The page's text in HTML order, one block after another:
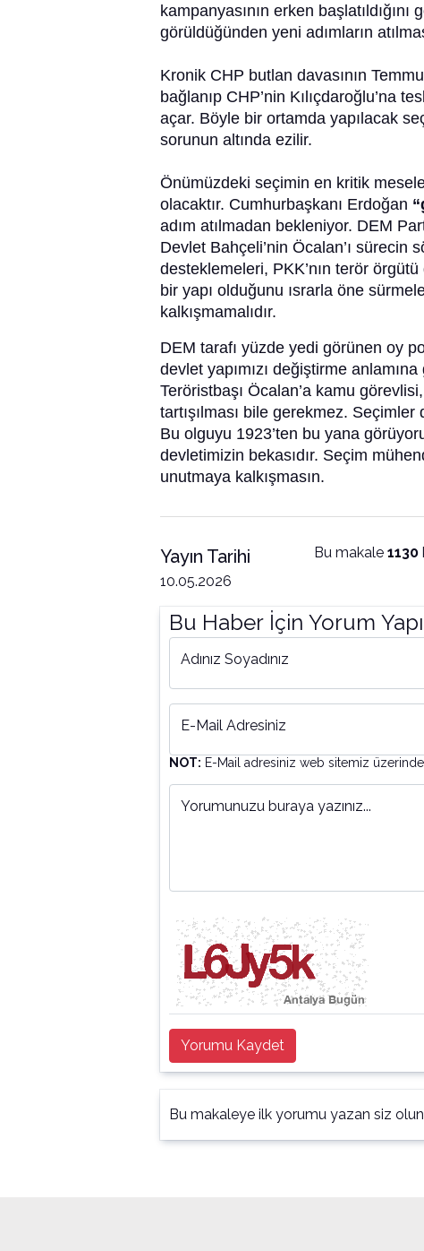
kampanyasının erken
görüldüğünden yeni adımların
Kronik CHP butlan davasının
bağlanıp CHP’nin Kılıçdaroğlu’na
açar. Böyle bir ortamda yapılacak
sorunun altında ezilir.
Önümüzdeki seçimin en kritik
olacaktır. Cumhurbaşkanı Erdoğan
adım atılmadan bekleniyor. DEM
Devlet Bahçeli’nin Öcalan’ı
desteklemeleri, PKK’nın terör
bir yapı olduğunu ısrarla öne
kalkışmamalıdır.
DEM tarafı yüzde yedi görünen oy
devlet yapımızı değiştirme
Teröristbaşı Öcalan’a kamu
tartışılması bile gerekmez.
Bu olguyu 1923’ten bu yana
devletimizin bekasıdır. Seçim
unutmaya kalkışmasın.
Yayın Tarihi
10.05.2026
Bu makale 1130
Bu Haber İçin Yorum
Adınız Soyadınız
E-Mail Adresiniz
NOT: E-Mail adresiniz web sitemiz üzerinde
Yorumunuzu buraya yazınız...
Yorumu Kaydet
Bu makaleye ilk yorumu yazan siz